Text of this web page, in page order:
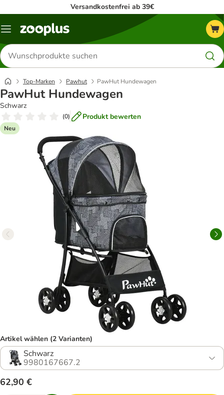
Versandkostenfrei ab 39€
Menü
Produkte
suchen
Top-Marken Pawhut PawHut Hundewagen
PawHut Hundewagen
Schwarz
(0) Produkt bewerten
Neu
Artikel wählen (2 Varianten)
Schwarz
9980167667.2
62,90 €